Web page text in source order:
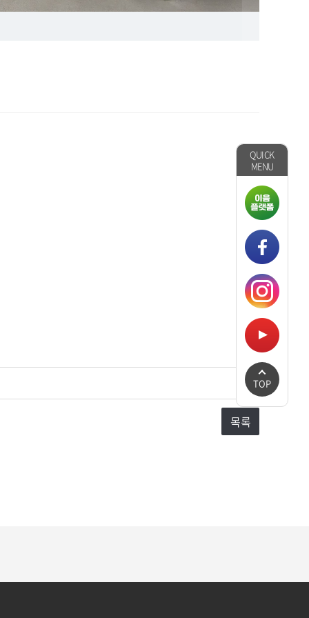
목록
QUICK
MENU
TOP